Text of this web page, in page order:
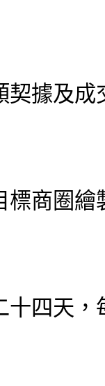
契據及成
標商圈繪
十四天